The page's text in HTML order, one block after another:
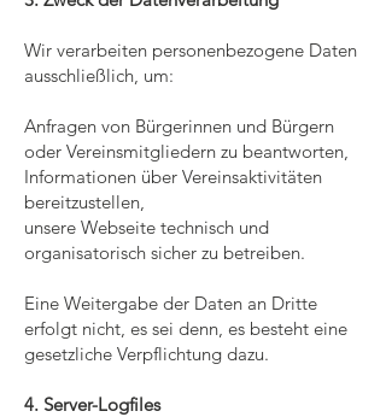
Wir verarbeiten personenbezogene Daten
ausschließlich, um:
Anfragen von Bürgerinnen und Bürgern
oder Vereinsmitgliedern zu beantworten,
Informationen über Vereinsaktivitäten
bereitzustellen,
unsere Webseite technisch und
organisatorisch sicher zu betreiben.
Eine Weitergabe der Daten an Dritte
erfolgt nicht, es sei denn, es besteht eine
gesetzliche Verpflichtung dazu.
4. Server-Logfiles